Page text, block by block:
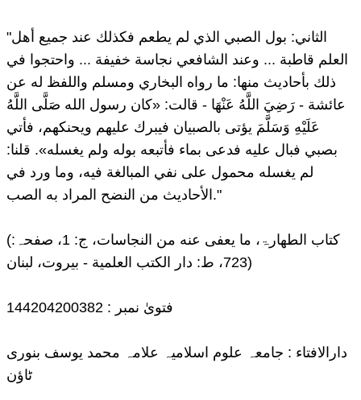
"الثاني: بول الصبي الذي لم يطعم فكذلك عند جميع أهل
العلم قاطبة ... وعند الشافعي نجاسة خفيفة ... واحتجوا في
ذلك بأحاديث منها: ما رواه البخاري ومسلم واللفظ له عن
عائشة - رَضِيَ اللَّهُ عَنْهَا - قالت: «كان رسول الله صَلَّى اللَّهُ
عَلَيْهِ وَسَلَّمَ يؤتى بالصبيان فيبرك عليهم ويحنكهم، فأتي
بصبي فبال عليه فدعى بماء فأتبعه بوله ولم يغسله». قلنا:
لم يغسله محمول على نفي المبالغة فيه، وما ورد في
الأحاديث من النضح المراد به الصب."
(کتاب الطهارۃ، ما يعفى عنه من النجاسات، ج: 1، صفحہ:
723، ط: دار الكتب العلمية - بيروت، لبنان)
فتویٰ نمبر : 144204200382
دارالافتاء : جامعہ علوم اسلامیہ علامہ محمد یوسف بنوری
ٹاؤن